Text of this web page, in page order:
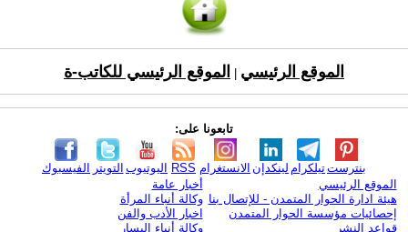
الموقع الرئيسي الموقع الرئيسي للكاتب-ة
تابعونا على:
الفيسبوك التويتر اليوتيوب RSS الانستغرام لينكدإن تيلكرامبنترست
الموقع الرئيسي
هيئة ادارة الحوار المتمدن - للإتصال بنا
إحصائيات مؤسسة الحوار المتمدن
قواعد النشر
أخبار عامة
وكالة أنباء المرأة
اخبار الأدب والفن
وكالة أنباء اليسار